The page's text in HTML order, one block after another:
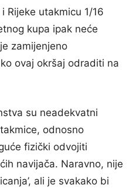
Rijeke utakmicu 1/16
kupa ipak neće
zamijenjeno
ovaj okršaj odraditi na
su neadekvatni
odnosno
fizički odvojiti
navijača. Naravno, nije
ali je svakako bi